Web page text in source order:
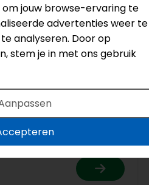
jouw browse-ervaring te
advertenties weer te
analyseren. Door op
stem je in met ons gebruik